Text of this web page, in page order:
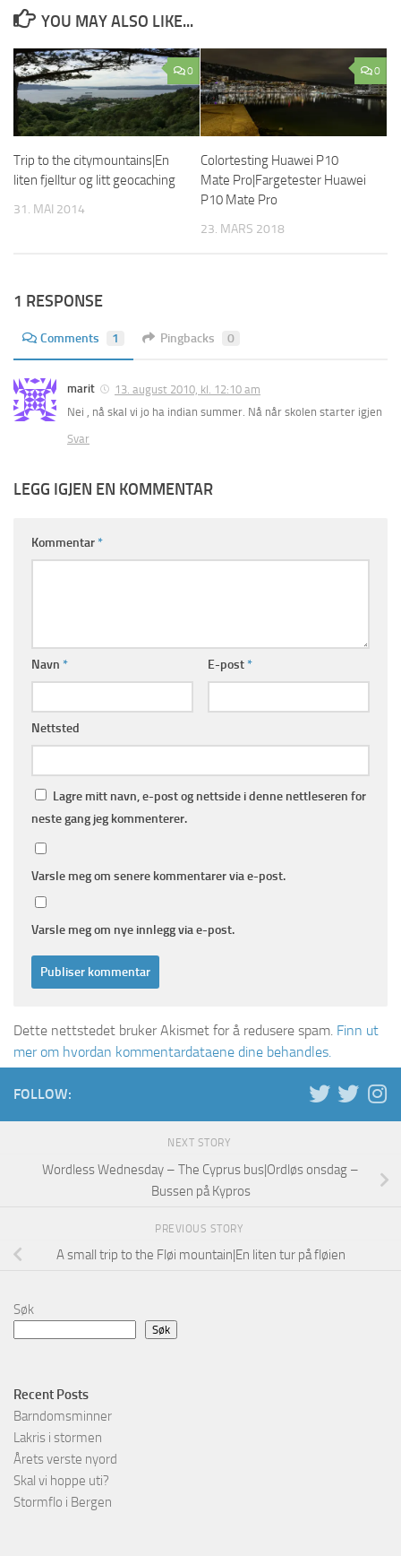
YOU MAY ALSO LIKE...
0
Trip to the citymountains|En
liten fjelltur og litt geocaching
31. MAI 2014
0
Colortesting Huawei P10
Mate Pro|Fargetester Huawei
P10 Mate Pro
23. MARS 2018
1 RESPONSE
Comments 1 Pingbacks 0
marit
13. august 2010, kl. 12:10 am
Nei , nå skal vi jo ha indian summer. Nå når skolen starter igjen
Svar
LEGG IGJEN EN KOMMENTAR
Kommentar*
Navn * E-post*
Nettsted
Lagre mitt navn, e-post og nettside i denne nettleseren for
neste gang jeg kommenterer.
Varsle meg om senere kommentarer via e-post.
Varsle meg om nye innlegg via e-post.
Dette nettstedet bruker Akismet for å redusere spam. Finn ut
mer om hvordan kommentardataene dine behandles.
FOLLOW:
NEXT STORY
Wordless Wednesday – The Cyprus bus|Ordløs onsdag –
Bussen på Kypros
PREVIOUS STORY
A small trip to the Fløi mountain|En liten tur på fløien
Søk
Søk
Recent Posts
Barndomsminner
Lakris i stormen
Årets verste nyord
Skal vi hoppe uti?
Stormflo i Bergen